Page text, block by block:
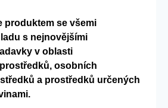
produktem se všemi
s nejnovějšími
v oblasti
osobních
a prostředků určených